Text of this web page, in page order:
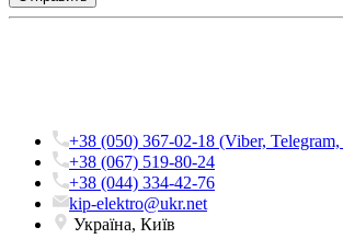
+38 (050) 367-02-18 (Viber,
+38 (067) 519-80-24
+38 (044) 334-42-76
kip-elektro@ukr.net
Україна, Київ